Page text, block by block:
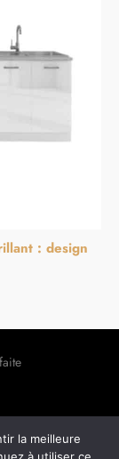
: design
la meilleure